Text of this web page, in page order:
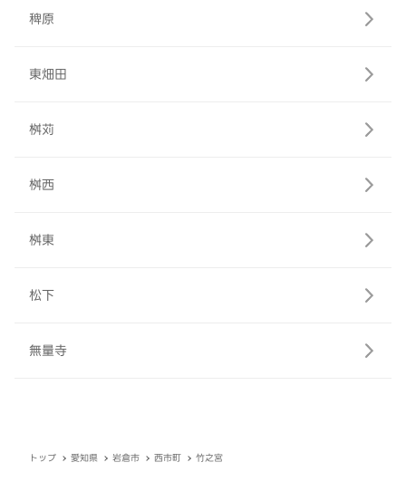
稗原
東畑田
桝苅
桝西
桝東
松下
無量寺
トップ 愛知県 岩倉市 西市町 竹之宮